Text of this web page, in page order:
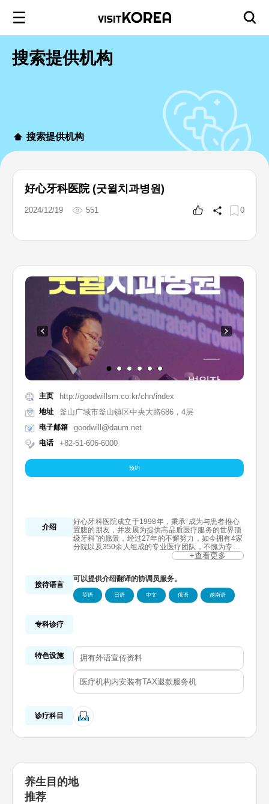
搜索提供机构
搜索提供机构
好心牙科医院 (굿윌치과병원)
2024/12/19 551 0
主页 http://goodwillsm.co.kr/chn/index
地址 釜山广域市釜山镇区中央大路686，4层
电子邮箱 goodwill@daum.net
电话 +82-51-606-6000
预约
介绍
好心牙科医院成立于1998年，秉承“成为与患者推心
置腹的朋友，并发展为提供高品质医疗服务的世界顶
级牙科”的愿景，经过27年的不懈努力，如今拥有4家
分院以及350余人组成的专业医疗团队，不愧为专业
术会议及教育活动，并多次获得全球顶级学术大会大
奖。
本院医疗团队站在“如果是我的家人是否会做出同样
+查看更多
接待语言
可以提供介绍翻译的协调员服务。
英语 日语 中文 俄语 越南语
专科诊疗
特色设施 拥有外语宣传资料
医疗机构内安装有TAX退款服务机
诊疗科目
养生目的地
推荐